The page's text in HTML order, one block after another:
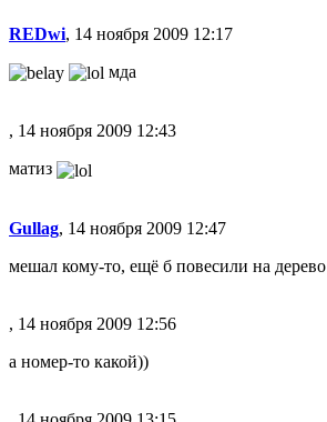
REDwi, 14 ноября 2009 12:17
мда
, 14 ноября 2009 12:43
матиз
Gullag, 14 ноября 2009 12:47
мешал кому-то, ещё б повесили на дерево
, 14 ноября 2009 12:56
а номер-то какой))